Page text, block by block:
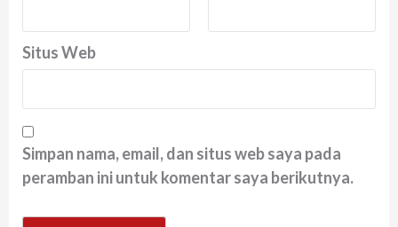
Situs Web
Simpan nama, email, dan situs web saya pada
peramban ini untuk komentar saya berikutnya.